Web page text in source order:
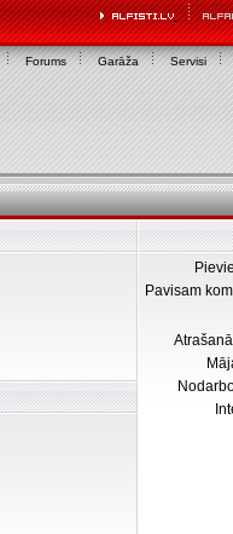
Forums Garāža Servisi
Pavisam